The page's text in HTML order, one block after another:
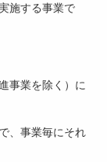
施する事業で
事業を除く）に
事業毎にそれ